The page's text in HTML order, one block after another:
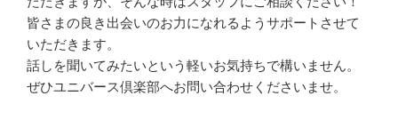
皆さまの良き出会いのお力になれるようサポートさせて
いただきます。
話しを聞いてみたいという軽いお気持ちで構いません。
ぜひユニバース倶楽部へお問い合わせくださいませ。